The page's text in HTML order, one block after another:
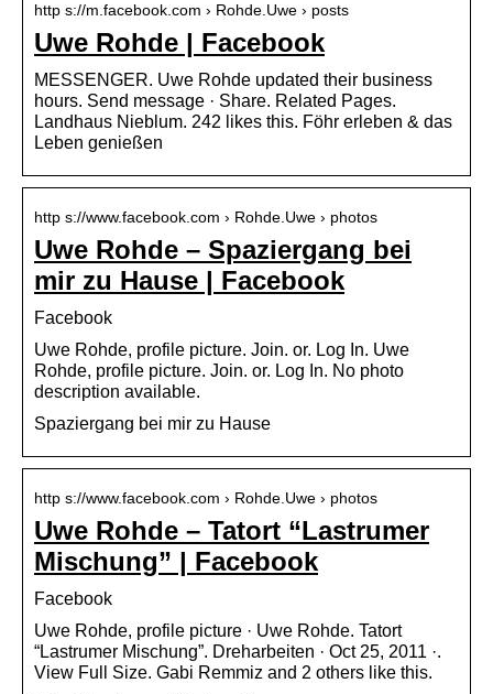
http s://m.facebook.com › Rohde.Uwe › posts
Uwe Rohde | Facebook
MESSENGER. Uwe Rohde updated their business
hours. Send message · Share. Related Pages.
Landhaus Nieblum. 242 likes this. Föhr erleben & das
Leben genießen
http s://www.facebook.com › Rohde.Uwe › photos
Uwe Rohde – Spaziergang bei
mir zu Hause | Facebook
Facebook
Uwe Rohde, profile picture. Join. or. Log In. Uwe
Rohde, profile picture. Join. or. Log In. No photo
description available.
Spaziergang bei mir zu Hause
http s://www.facebook.com › Rohde.Uwe › photos
Uwe Rohde – Tatort “Lastrumer
Mischung” | Facebook
Facebook
Uwe Rohde, profile picture · Uwe Rohde. Tatort
“Lastrumer Mischung”. Dreharbeiten · Oct 25, 2011 ·.
View Full Size. Gabi Remmiz and 2 others like this.